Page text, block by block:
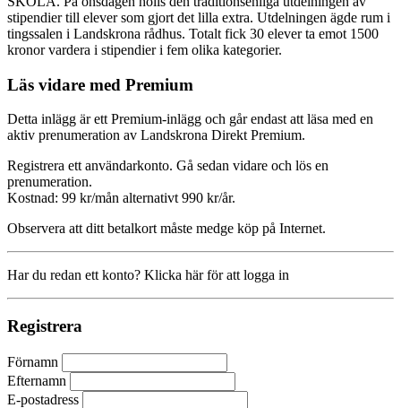
stipendier till elever som gjort det lilla extra. Utdelningen ägde rum i
tingssalen i Landskrona rådhus. Totalt fick 30 elever ta emot 1500
kronor vardera i stipendier i fem olika kategorier.
Läs vidare med Premium
Detta inlägg är ett Premium-inlägg och går endast att läsa med en
aktiv prenumeration av Landskrona Direkt Premium.
Registrera ett användarkonto. Gå sedan vidare och lös en
prenumeration.
Kostnad: 99 kr/mån alternativt 990 kr/år.
Observera att ditt betalkort måste medge köp på Internet.
Har du redan ett konto? Klicka här för att logga in
Registrera
Förnamn
Efternamn
E-postadress